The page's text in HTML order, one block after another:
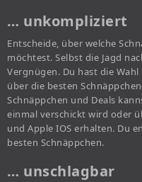
… unkompliziert
Entscheide, über welche
möchtest. Selbst die Jagd
Vergnügen. Du hast die
über die besten
Schnäppchen und Deals
einmal verschickt wird oder
und Apple IOS erhalten. Du
besten Schnäppchen.
… unschlagbar